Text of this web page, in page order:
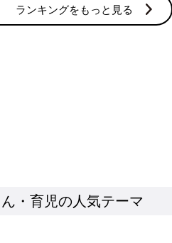
ランキングをもっと見る
・育児の人気テーマ